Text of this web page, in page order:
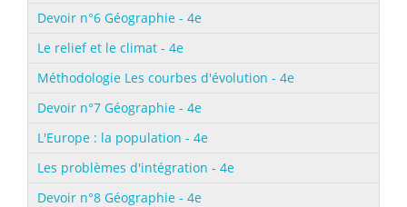
Devoir n°6 Géographie - 4e
Le relief et le climat - 4e
Méthodologie Les courbes d'évolution - 4e
Devoir n°7 Géographie - 4e
L'Europe : la population - 4e
Les problèmes d'intégration - 4e
Devoir n°8 Géographie - 4e